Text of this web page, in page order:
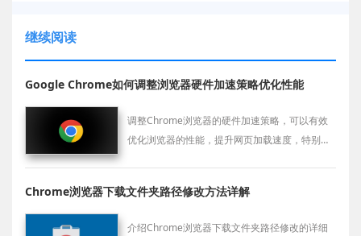
继续阅读
Google Chrome如何调整浏览器硬件加速策略优化性能
调整Chrome浏览器的硬件加速策略，可以有效
优化浏览器的性能，提升网页加载速度，特别是
Chrome浏览器下载文件夹路径修改方法详解
介绍Chrome浏览器下载文件夹路径修改的详细